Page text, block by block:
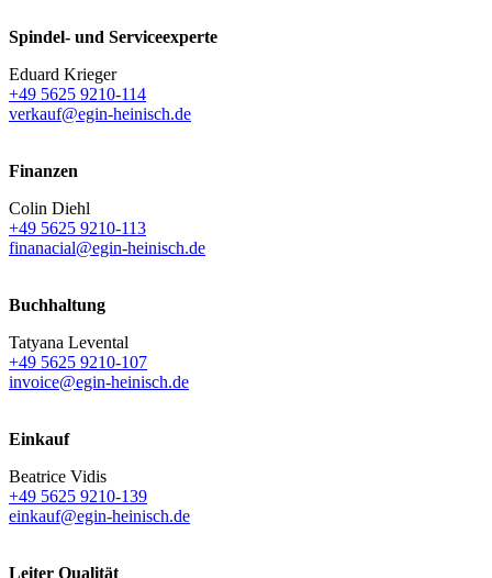
Spindel- und Serviceexperte
Eduard Krieger
+49 5625 9210-114
verkauf@egin-heinisch.de
Finanzen
Colin Diehl
+49 5625 9210-113
finanacial@egin-heinisch.de
Buchhaltung
Tatyana Levental
+49 5625 9210-107
invoice@egin-heinisch.de
Einkauf
Beatrice Vidis
+49 5625 9210-139
einkauf@egin-heinisch.de
Leiter Qualität